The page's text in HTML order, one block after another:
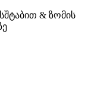
& ზომის